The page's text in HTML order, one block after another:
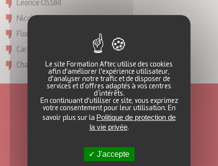
Léonce OSSIRI
Nicolas COULON
Floriane LEFORT
Carole RODRIGUEZ
Charline LAGARDE
Liens rapides
Rejoignez l’AFTEC !
Nos sites
CGU
SAVE THE DATE
Le site Formation Aftec utilise des cookies
afin d'améliorer l'expérience utilisateur,
d'analyser notre trafic et de disposer de
services et d’offres adaptés à vos centres
d’intérêts.
En continuant d'utiliser ce site, vous exprimez
votre consentement pour leur utilisation. En
savoir plus sur la Politique de protection de
la vie privée.
J'accepte